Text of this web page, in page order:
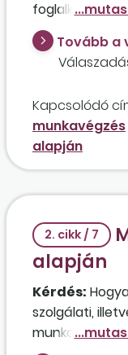
foglalkoztatott
esetben, ha
órát dolgozik,
munkabérben
Tovább a
Kapcsolódó
munkavégzés
alapján
2. cikk / 7
alapján
Kérdés:
szolgálati,